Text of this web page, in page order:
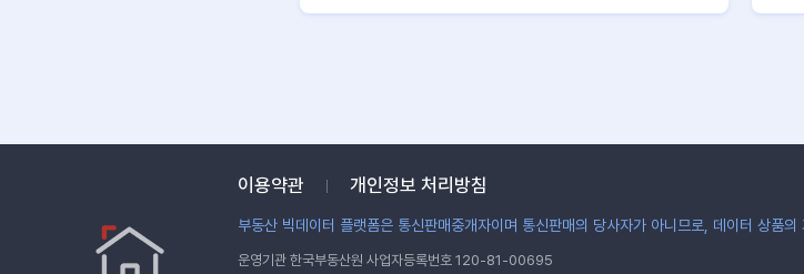
이용약관 개인정보 처리방침
부동산 빅데이터 플랫폼은 통신판매중개자이며 통신판매의 당사자가 아니므로, 데이터 상품
운영기관 한국부동산원 사업자등록번호 120-81-00695